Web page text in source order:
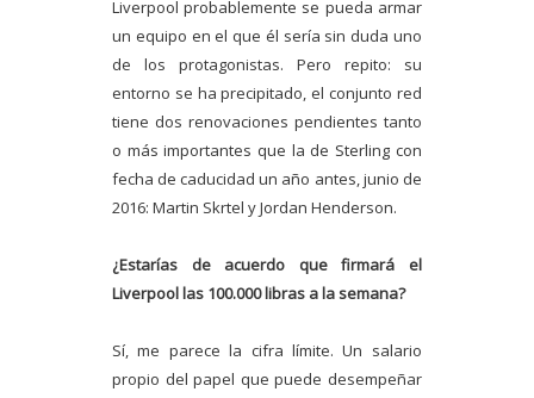
Liverpool probablemente se pueda armar
un equipo en el que él sería sin duda uno
de los protagonistas. Pero repito: su
entorno se ha precipitado, el conjunto red
tiene dos renovaciones pendientes tanto
o más importantes que la de Sterling con
fecha de caducidad un año antes, junio de
2016: Martin Skrtel y Jordan Henderson.
¿Estarías de acuerdo que firmará el
Liverpool las 100.000 libras a la semana?
Sí, me parece la cifra límite. Un salario
propio del papel que puede desempeñar